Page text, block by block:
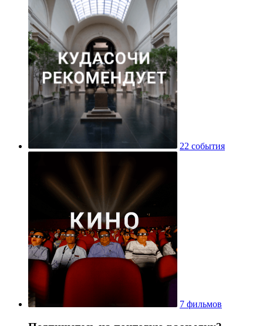
22 события
7 фильмов